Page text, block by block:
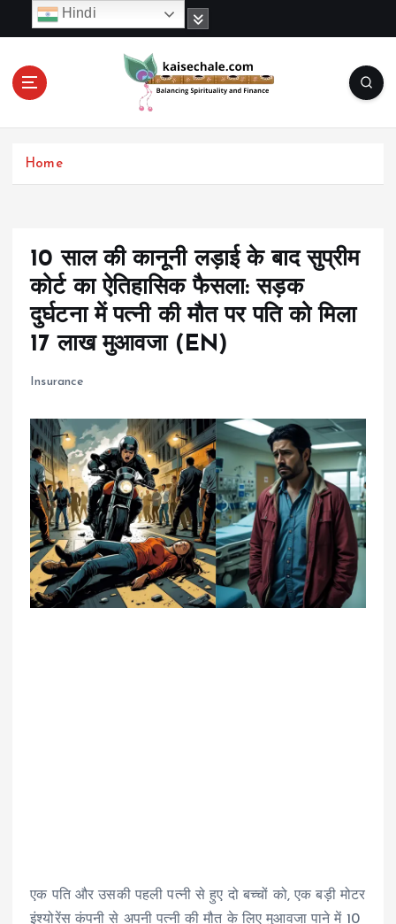
c
Home
10 साल की कानूनी लड़ाई के बाद सुप्रीम
कोर्ट का ऐतिहासिक फैसला: सड़क
दुर्घटना में पत्नी की मौत पर पति को मिला
17 लाख मुआवजा (EN)
Insurance
एक पति और उसकी पहली पत्नी से हुए दो बच्चों को, एक बड़ी मोटर
इंश्योरेंस कंपनी से अपनी पत्नी की मौत के लिए मुआवजा पाने में 10
Hindi